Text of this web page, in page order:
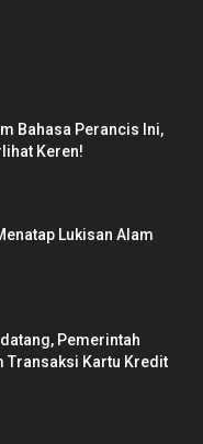
Bahasa Perancis Ini,
Keren!
Lukisan Alam
Pemerintah
Transaksi Kartu Kredit